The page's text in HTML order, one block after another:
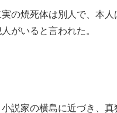
の焼死体は別人で、本人
がいると言われた。
説家の横島に近づき、真